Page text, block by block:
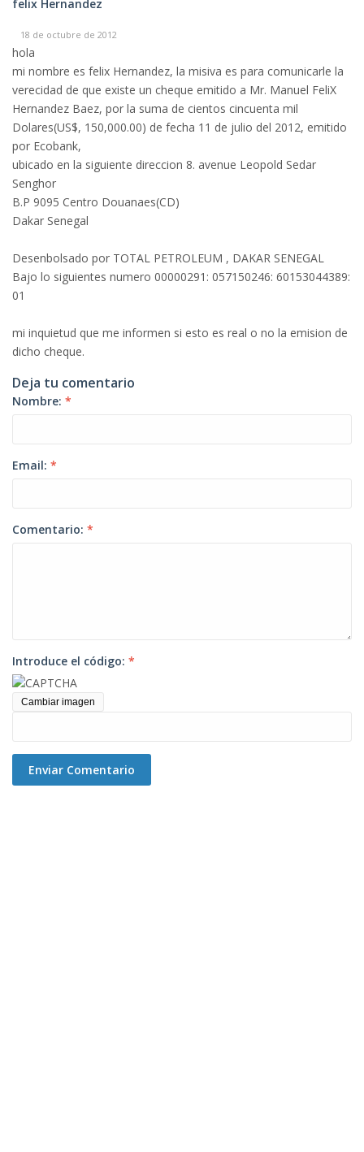
felix Hernandez
18 de octubre de 2012
hola
mi nombre es felix Hernandez, la misiva es para comunicarle la
verecidad de que existe un cheque emitido a Mr. Manuel FeliX
Hernandez Baez, por la suma de cientos cincuenta mil
Dolares(US$, 150,000.00) de fecha 11 de julio del 2012, emitido
por Ecobank,
ubicado en la siguiente direccion 8. avenue Leopold Sedar
Senghor
B.P 9095 Centro Douanaes(CD)
Dakar Senegal
Desenbolsado por TOTAL PETROLEUM , DAKAR SENEGAL
Bajo lo siguientes numero 00000291: 057150246: 60153044389:
01
mi inquietud que me informen si esto es real o no la emision de
dicho cheque.
Deja tu comentario
Nombre: *
Email: *
Comentario: *
Introduce el código: *
Cambiar imagen
Enviar Comentario